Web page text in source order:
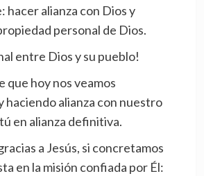
hacer alianza con Dios y
personal de Dios.
entre Dios y su pueblo!
que hoy nos veamos
haciendo alianza con nuestro
en alianza definitiva.
a Jesús, si concretamos
en la misión confiada por Él: